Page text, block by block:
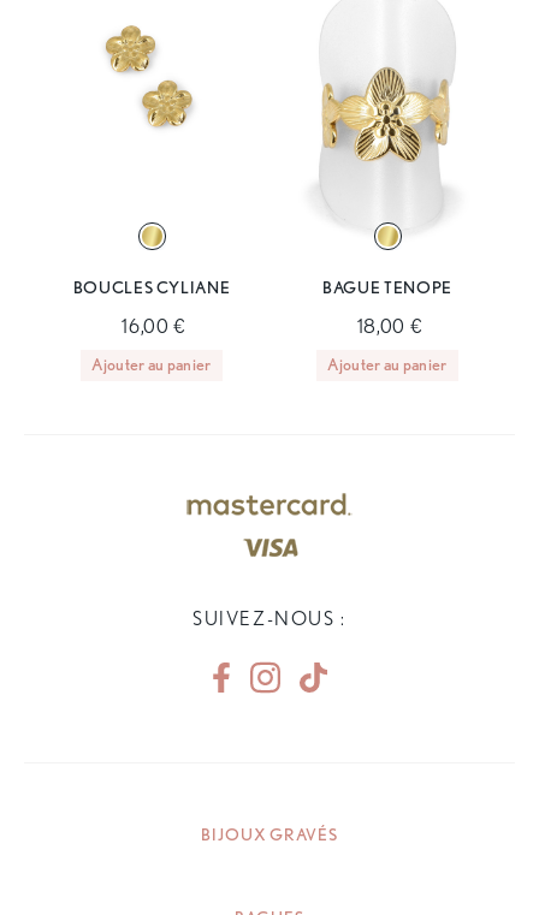
BOUCLES CYLIANE
16,00 €
Ajouter au panier
BAGUE TENOPE
18,00 €
Ajouter au panier
SUIVEZ-NOUS :
BIJOUX GRAVÉS